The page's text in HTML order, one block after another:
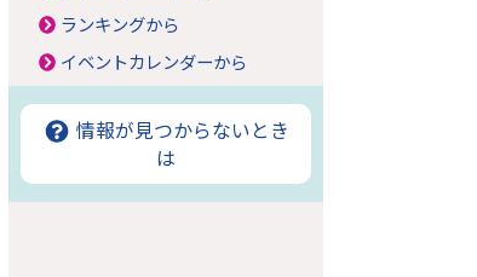
ランキングから
イベントカレンダーから
情報が見つからないとき
は